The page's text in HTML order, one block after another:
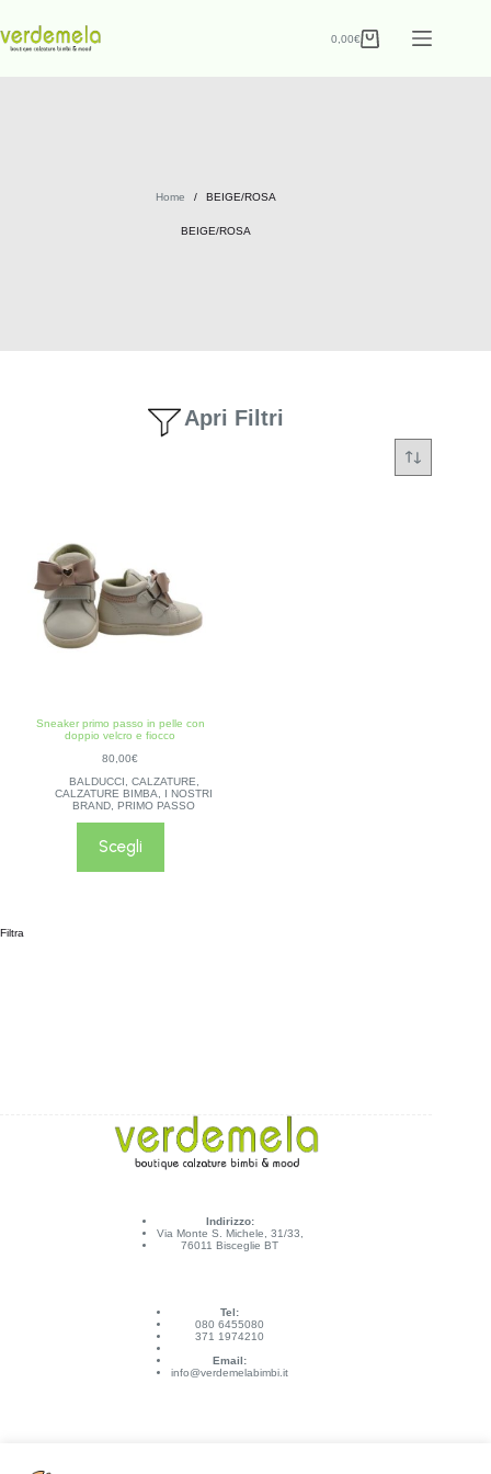
0,00€
Home / BEIGE/ROSA
BEIGE/ROSA
Apri Filtri
Sneaker primo passo in pelle con
doppio velcro e fiocco
80,00€
BALDUCCI
CALZATURE
CALZATURE BIMBA
I NOSTRI
BRAND ,PRIMO PASSO
Scegli
Filtra
Indirizzo:
Via Monte S. Michele, 31/33,
76011 Bisceglie BT
Tel:
080 6455080
371 1974210
Email:
info@verdemelabimbi.it